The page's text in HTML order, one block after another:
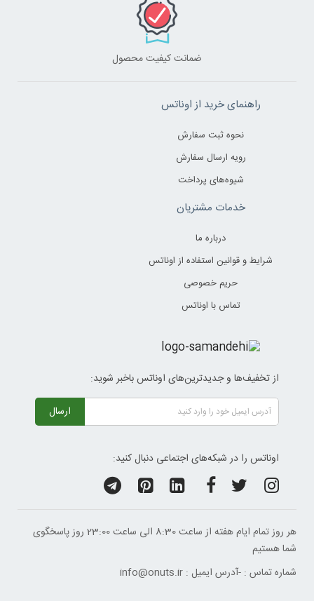
ضمانت کیفیت محصول
راهنمای خرید از اوناتس
نحوه ثبت سفارش
رویه ارسال سفارش
شیوه‌های پرداخت
خدمات مشتریان
درباره ما
شرایط و قوانین استفاده از اوناتس
حریم خصوصی
تماس با اوناتس
از تخفیف‌ها و جدیدترین‌های اوناتس باخبر شوید:
ارسال
اوناتس را در شبکه‌های اجتماعی دنبال کنید:
هر روز تمام ایام هفته از ساعت 8:30 الی ساعت 23:00 ‌روز پاسخگوی
شما هستیم
شماره تماس : -آدرس ایمیل : info@onuts.ir